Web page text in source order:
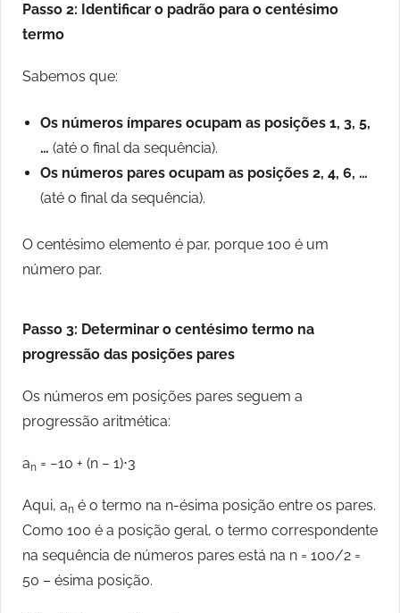
Passo 2: Identificar o padrão para o centésimo
termo
Sabemos que:
Os números ímpares ocupam as posições 1, 3, 5,
… (até o final da sequência).
Os números pares ocupam as posições 2, 4, 6, …
(até o final da sequência).
O centésimo elemento é par, porque 100 é um
número par.
Passo 3: Determinar o centésimo termo na
progressão das posições pares
Os números em posições pares seguem a
progressão aritmética:
an = −10 + (n − 1)⋅3
Aqui, an é o termo na n-ésima posição entre os pares.
Como 100 é a posição geral, o termo correspondente
na sequência de números pares está na n = 100/2 =
50 – ésima posição.